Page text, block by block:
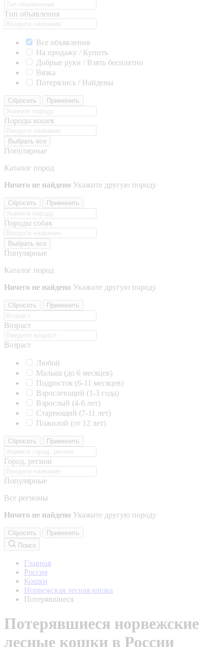
Тип объявления
Все объявления
На продажу / Купить
Добрые руки / Взять бесплатно
Вязка
Потерялись / Найдены
Сбросить Применить
Породы кошек
Выбрать все
Популярные
Каталог пород
Ничего не найдено Укажите другую породу
Сбросить Применить
Породы собак
Выбрать все
Популярные
Каталог пород
Ничего не найдено Укажите другую породу
Сбросить Применить
Возраст
Возраст
Любой
Малыш (до 6 месяцев)
Подросток (6-11 месяцев)
Взрослеющий (1-3 года)
Взрослый (4-6 лет)
Стареющий (7-11 лет)
Пожилой (от 12 лет)
Сбросить Применить
Город, регион
Популярные
Все регионы
Ничего не найдено Укажите другую породу
Сбросить
Применить
Поиск
Главная
Россия
Кошки
Норвежская лесная кошка
Потерявшиеся
Потерявшиеся норвежские
лесные кошки в России